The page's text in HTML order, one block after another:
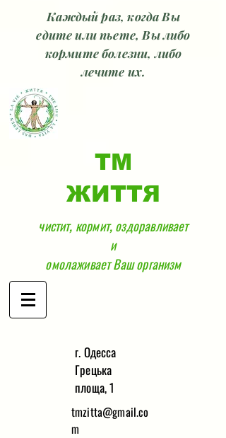
Каждый раз, когда Вы
едите или пьете, Вы либо
кормите болезни, либо
лечите их.
ТМ
ЖИТТЯ
чистит, кормит, оздоравливает
и
омолаживает Ваш организм
г. Одесса
Грецька
площа, 1
tmzitta@gmail.co
m